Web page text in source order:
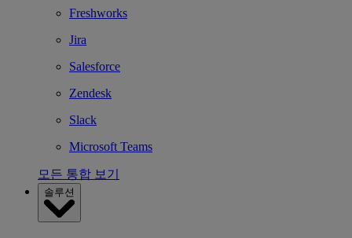
Freshworks
Jira
Salesforce
Zendesk
Slack
Microsoft Teams
모든 통합 보기
솔루션